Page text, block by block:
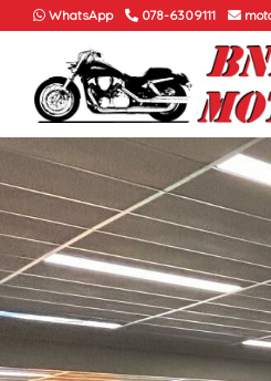
WhatsApp 078-6309111